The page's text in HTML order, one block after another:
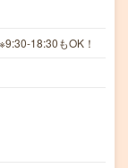
18:30もOK！